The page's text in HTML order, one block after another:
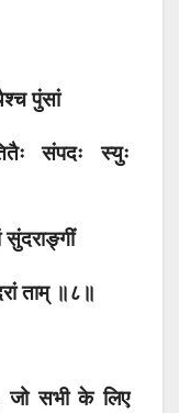
पुंसां
संपदः स्युः
ताम् ॥८॥
जो सभी के लिए